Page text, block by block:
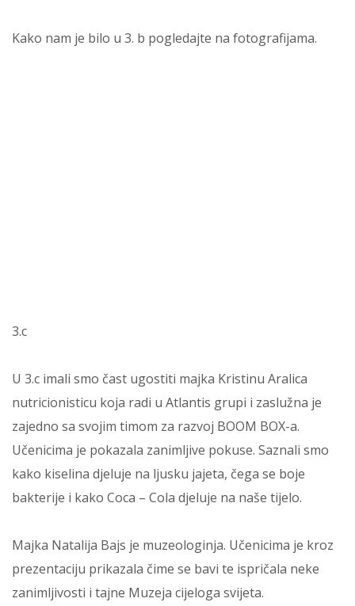
Kako nam je bilo u 3. b pogledajte na fotografijama.
3.c
U 3.c imali smo čast ugostiti majka Kristinu Aralica
nutricionisticu koja radi u Atlantis grupi i zaslužna je
zajedno sa svojim timom za razvoj BOOM BOX-a.
Učenicima je pokazala zanimljive pokuse. Saznali smo
kako kiselina djeluje na ljusku jajeta, čega se boje
bakterije i kako Coca – Cola djeluje na naše tijelo.
Majka Natalija Bajs je muzeologinja. Učenicima je kroz
prezentaciju prikazala čime se bavi te ispričala neke
zanimljivosti i tajne Muzeja cijeloga svijeta.